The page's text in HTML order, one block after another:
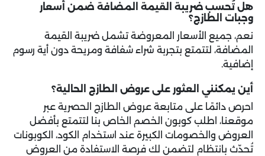
هل تُحسب ضريبة القيمة المضافة ضمن أسعار
وجبات الطازج؟
نعم، جميع الأسعار المعروضة تشمل ضريبة القيمة
المضافة، لتتمتع بتجربة شراء شفافة ومريحة دون أية رسوم
إضافية.
أين يمكنني العثور على عروض الطازج الحالية؟
احرص دائمًا على متابعة عروض الطازج الحصرية عبر
موقعنا، اطلب كوبون الخصم الخاص بنا لتتمتع بأفضل
العروض والخصومات الكبيرة عند استخدام الكود، الكوبونات
تُحدّث بانتظام لتضمن لك فرصة الاستفادة من العروض